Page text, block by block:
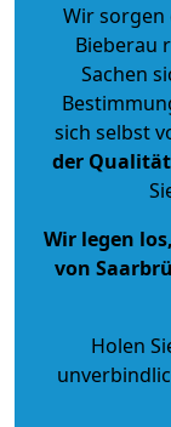
Wir sorgen
Bieberau
Sachen
sich selbst
der Qualität
Wir legen
von
Holen